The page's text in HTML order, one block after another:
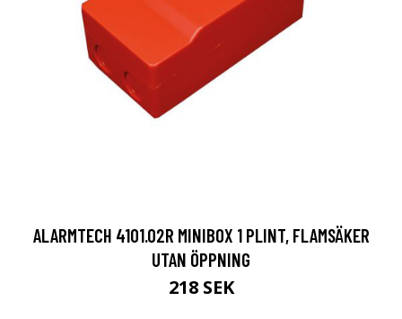
ALARMTECH 4101.02R MINIBOX 1 PLINT, FLAMSÄKER
UTAN ÖPPNING
218 SEK